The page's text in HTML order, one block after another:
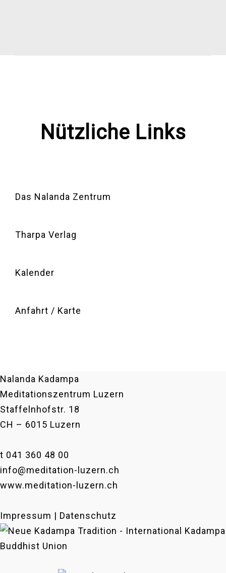
Nützliche Links
Das Nalanda Zentrum
Tharpa Verlag
Kalender
Anfahrt / Karte
Nalanda Kadampa
Meditationszentrum Luzern
Staffelnhofstr. 18
CH – 6015 Luzern
t 041 360 48 00
info@meditation-luzern.ch
www.meditation-luzern.ch
Impressum | Datenschutz